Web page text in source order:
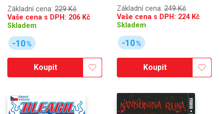
Základní cena: 229 Kč
Vaše cena s DPH: 206 Kč
Skladem
-10%
Koupit
Základní cena: 249 Kč
Vaše cena s DPH: 224Kč
Skladem
-10%
Koupit